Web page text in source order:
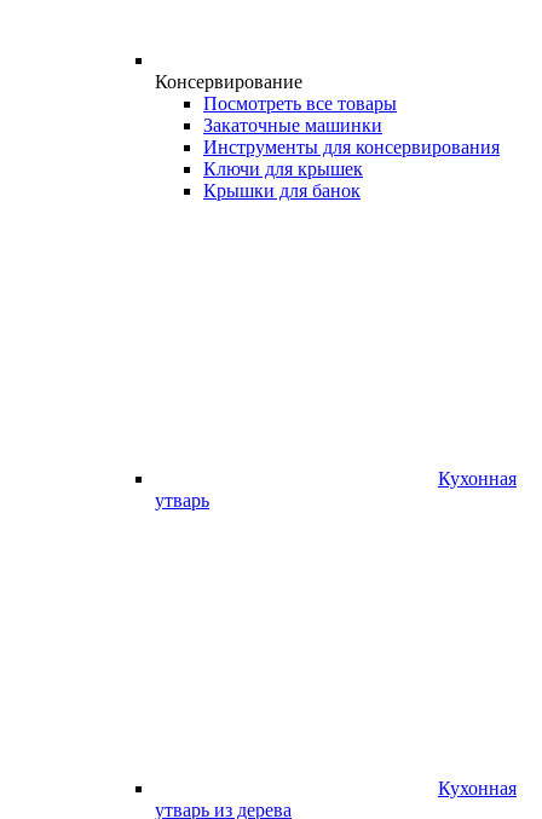
Консервирование
Посмотреть все товары
Закаточные машинки
Инструменты для консервирования
Ключи для крышек
Крышки для банок
Кухонная
утварь
Кухонная
утварь из дерева